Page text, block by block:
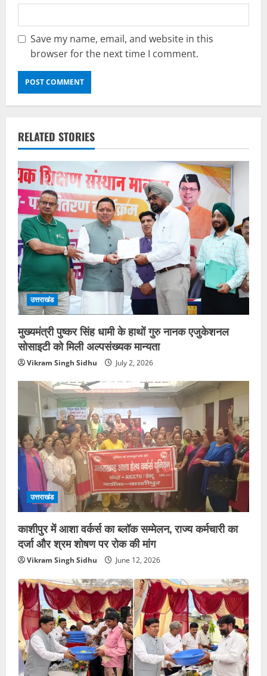
Save my name, email, and website in this
browser for the next time I comment.
RELATED STORIES
उत्तराखंड
मुख्यमंत्री पुष्कर सिंह धामी के हाथों गुरु नानक एजुकेशनल
सोसाइटी को मिली अल्पसंख्यक मान्यता
Vikram Singh Sidhu July 2, 2026
उत्तराखंड
काशीपुर में आशा वर्कर्स का ब्लॉक सम्मेलन, राज्य कर्मचारी का
दर्जा और श्रम शोषण पर रोक की मांग
Vikram Singh Sidhu June 12, 2026